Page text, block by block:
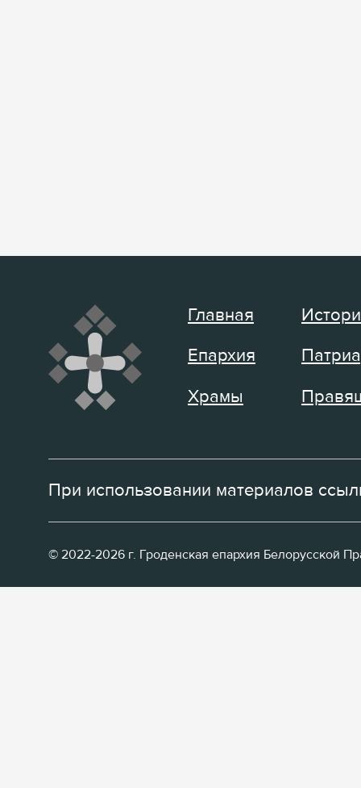
Главная
Епархия
Храмы
При использовании материалов
© 2022-2026 г. Гроденская епархия Белорусской